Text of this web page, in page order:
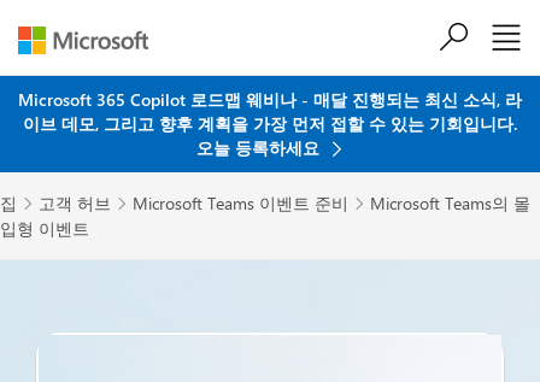
Microsoft 365 Copilot 로드맵 웨비나 - 매달 진행되는 최신 소식, 라
이브 데모, 그리고 향후 계획을 가장 먼저 접할 수 있는 기회입니다.
오늘 등록하세요
집  고객 허브  Microsoft Teams 이벤트 준비 
Microsoft Teams의 몰
입형 이벤트